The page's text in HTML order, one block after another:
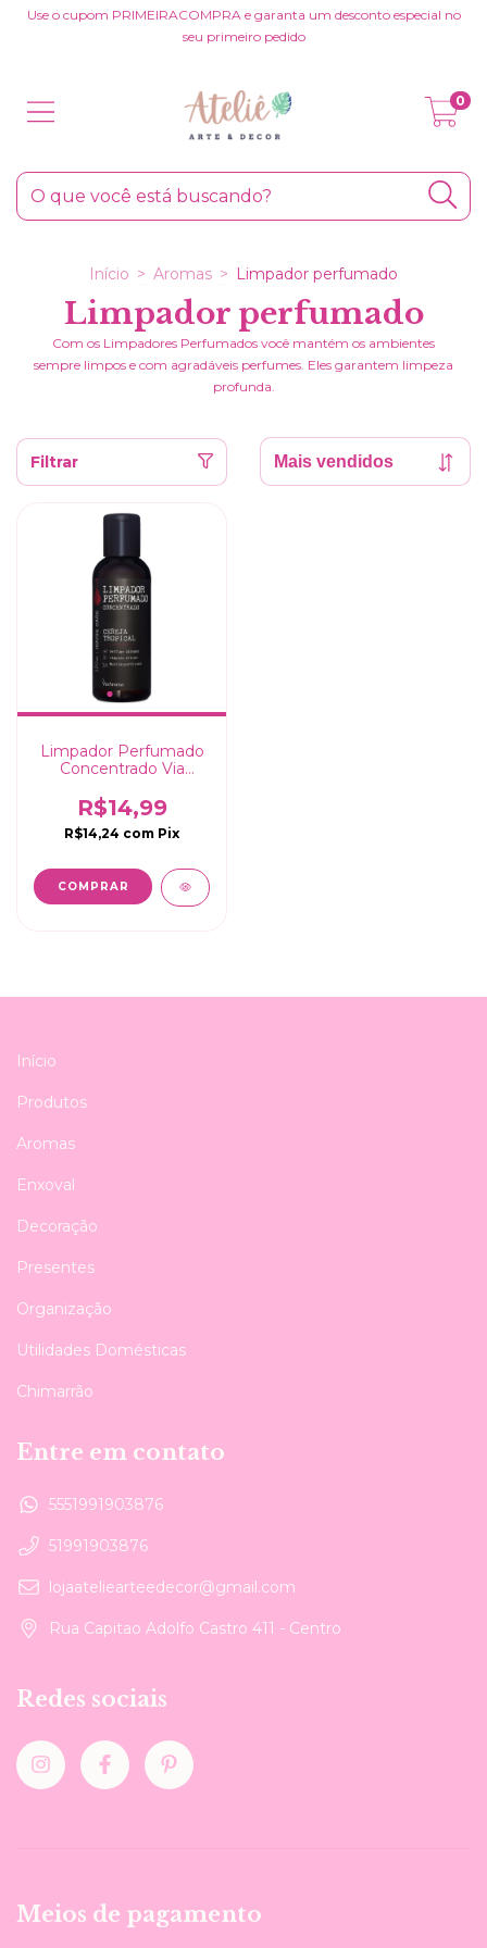
Use o cupom PRIMEIRACOMPRA e garanta um desconto especial no
seu primeiro pedido
0
Início > Aromas > Limpador perfumado
Limpador perfumado
Com os Limpadores Perfumados você mantém os ambientes
sempre limpos e com agradáveis perfumes. Eles garantem limpeza
profunda.
Filtrar
Limpador Perfumado
Concentrado Via
R$14,99
R$14,24 com Pix
COMPRAR
Início
Produtos
Aromas
Enxoval
Decoração
Presentes
Organização
Utilidades Domésticas
Chimarrão
Entre em contato
5551991903876
51991903876
lojaateliearteedecor@gmail.com
Rua Capitao Adolfo Castro 411 - Centro
Redes sociais
Meios de pagamento